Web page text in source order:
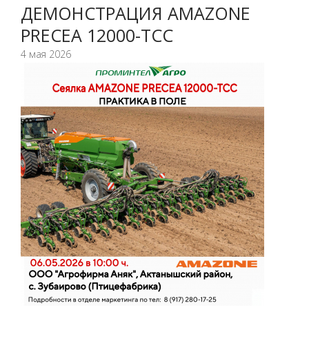
ДЕМОНСТРАЦИЯ AMAZONE
PRECEA 12000-TCC
4 мая 2026